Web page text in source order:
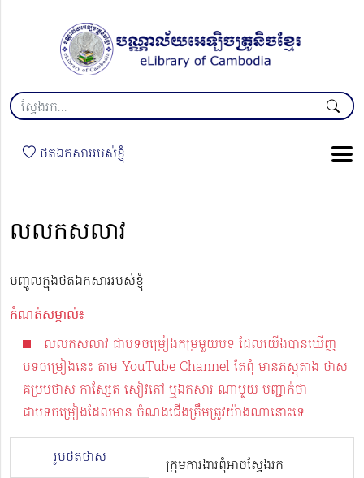
ថតឯកសាររបស់ខ្ញុំ
លលកសលាវ
បញ្ចូលក្នុងថតឯកសាររបស់ខ្ញុំ
កំណត់សម្គាល់៖
លលកសលាវ ជាបទចម្រៀងកម្រមួយបទ ដែលយើងបានឃើញ
បទចម្រៀងនេះ តាម YouTube Channel តែពុំ មានភស្តុតាង ថាស
គម្របថាស កាស្សែត សៀវភៅ ឬឯកសារ ណាមួយ បញ្ជាក់ថា
ជាបទចម្រៀងដែលមាន ចំណងជើងត្រឹមត្រូវយ៉ាងណានោះទេ
រូបថតថាស
ក្រុមការងារពុំអាចស្វែងរក